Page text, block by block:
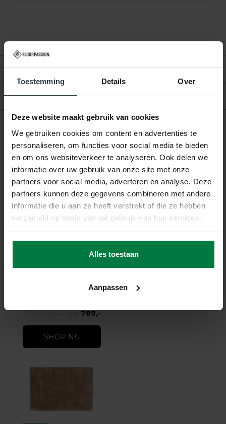
Toestemming Details Over
Deze website maakt gebruik van cookies
We gebruiken cookies om content en advertenties te
personaliseren, om functies voor social media te bieden
en om ons websiteverkeer te analyseren. Ook delen we
informatie over uw gebruik van onze site met onze
partners voor social media, adverteren en analyse. Deze
partners kunnen deze gegevens combineren met andere
informatie die u aan ze heeft verstrekt of die ze hebben
verzameld op basis van uw gebruik van hun services.
Alles toestaan
Aanpassen
Beoordelingen
Product
Gerelateerde producten
-10%
Beach Life 13 - Wollen
789,-
SHOP NU